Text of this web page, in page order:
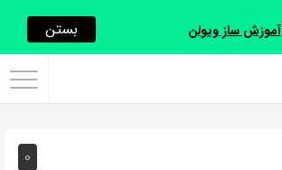
0
آموزش ساز ویولن بستن